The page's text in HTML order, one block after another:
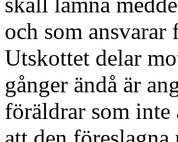
och som ansvarar
Utskottet delar
gånger ändå är
föräldrar som inte